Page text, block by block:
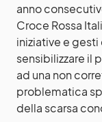
anno
Croce Rossa
iniziative e
sensibilizzare il
ad una non
problematica
della scarsa